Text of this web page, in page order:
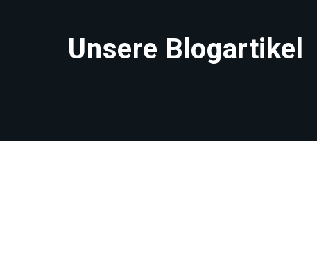
Unsere Blogartikel